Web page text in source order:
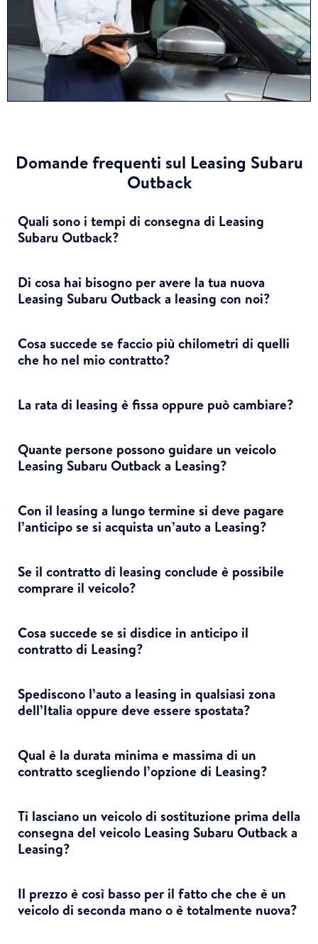
Domande frequenti sul Leasing Subaru
Outback
Quali sono i tempi di consegna di Leasing
Subaru Outback?
Di cosa hai bisogno per avere la tua nuova
Leasing Subaru Outback a leasing con noi?
Cosa succede se faccio più chilometri di quelli
che ho nel mio contratto?
La rata di leasing è fissa oppure può cambiare?
Quante persone possono guidare un veicolo
Leasing Subaru Outback a Leasing?
Con il leasing a lungo termine si deve pagare
l’anticipo se si acquista un’auto a Leasing?
Se il contratto di leasing conclude è possibile
comprare il veicolo?
Cosa succede se si disdice in anticipo il
contratto di Leasing?
Spediscono l’auto a leasing in qualsiasi zona
dell’Italia oppure deve essere spostata?
Qual è la durata minima e massima di un
contratto scegliendo l’opzione di Leasing?
Ti lasciano un veicolo di sostituzione prima della
consegna del veicolo Leasing Subaru Outback a
Leasing?
Il prezzo è così basso per il fatto che che è un
veicolo di seconda mano o è totalmente nuova?